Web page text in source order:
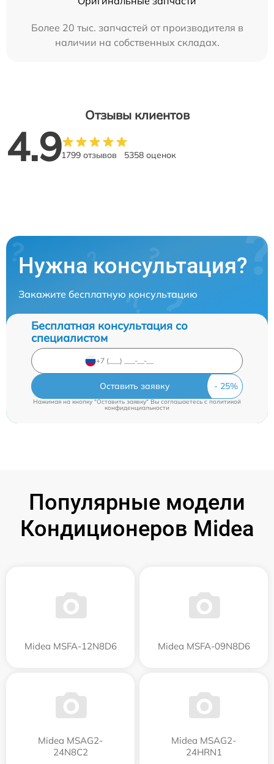
Более 20 тыс. запчастей от производителя в
наличии на собственных складах.
Отзывы клиентов
4.91799 отзывов 5358 оценок
Нужна консультация?
Закажите бесплатную консультацию
Бесплатная консультация со
специалистом
Оставить заявку
Нажимая на кнопку "Оставить заявку" Вы соглашаетесь cполитикой
конфиденциальности
Популярные модели
Кондиционеров Midea
Midea MSFA-12N8D6 Midea MSFA-09N8D6
Midea MSAG2-
24N8C2
Midea MSAG2-
24HRN1